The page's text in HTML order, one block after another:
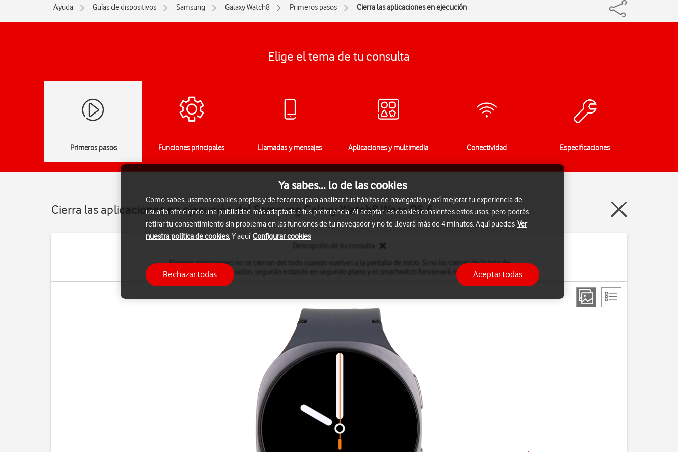
Ayuda Guías de dispositivos Samsung Galaxy Watch8 Primeros pasos Cierra las aplicaciones en ejecución
Elige el tema de tu consulta
Primeros pasos Funciones principales Llamadas y mensajes Aplicaciones y multimedia Conectividad Especificaciones
Cierra las aplicaciones en ejecución del Samsung Galaxy Watch8 Wear OS 6
Algunas aplicaciones no se cierran del todo cuando vuelves a la pantalla de inicio. Si no las cierras de la lista de
aplicaciones en ejecución, seguirán estando en segundo plano y el smartwatch funcionará más lentamente.
Ya sabes... lo de las cookies
Como sabes, usamos cookies propias y de terceros para analizar tus hábitos de navegación y así mejorar tu experiencia de
usuario ofreciendo una publicidad más adaptada a tus preferencia. Al aceptar las cookies consientes estos usos, pero podrás
retirar tu consentimiento sin problema en las funciones de tu navegador y no te llevará más de 4 minutos. Aquí puedes Ver
nuestra política de cookies.Y aquí Configurar cookies
Rechazar todas Aceptar todas